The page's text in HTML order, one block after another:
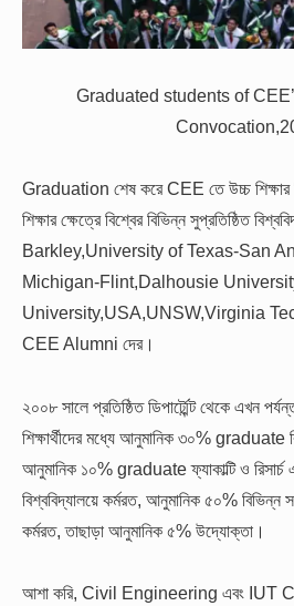
Graduated students of
Graduation শেষ করে CEE তে উচ্চ শিক্ষার
শিক্ষার ক্ষেত্রে বিশ্বের বিভিন্ন সুপ্রতিষ্ঠিত
Barkley,University of Texas-San
Michigan-Flint,Dalhousie
University,USA,UNSW,Virginia
CEE Alumni দের।
২০০৮ সালে প্রতিষ্ঠিত ডিপার্ট্মেন্ট থেকে এখন
শিক্ষার্থীদের মধ্যে আনুমানিক ৩০% graduate
আনুমানিক ১০% graduate ফ্যাকাল্টি ও রিসার্চ
বিশ্ববিদ্যালয়ে কর্মরত, আনুমানিক ৫০% বিভিন্ন
কর্মরত, তাছাড়া আনুমানিক ৫% উদ্যোক্তা।
আশা করি, Civil Engineering এবং IUT CEE